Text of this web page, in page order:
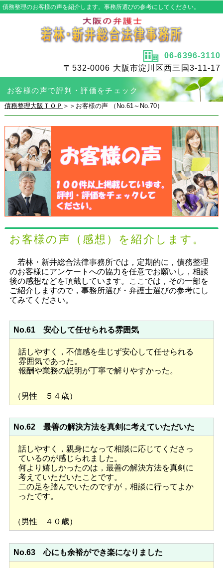
債務整理のお客様の声を紹介します。事務所選びの参考にしてください。
06-6396-3110
〒532-0006 大阪市淀川区西三国3-11-17
お客様の声で評判・評価をチェック
債務整理大阪ＴＯＰ ＞＞お客様の声 （No.61～No.70）
お客様の声（感想）を紹介します。
若林・新井総合法律事務所では，定期的に，債務整理
のお客様にアンケートへの協力を任意でお願いし，相談
後の感想などを頂戴しています。ここでは，その一部を
ご紹介しますので，事務所選び・弁護士選びの参考にし
てみてください。
No.61 安心して任せられる雰囲気
話しやすく，不信感を生じず安心して任せられる
雰囲気であった。
報酬や業務の説明が丁寧で解りやすかった。
（男性 ５４歳）
No.62 最善の解決方法を真剣に考えていただいた
話しやすく，親身になって相談に応じてくださっ
ているのが感じられました。
何より嬉しかったのは，最善の解決方法を真剣に
考えていただいたことです。
二の足を踏んでいたのですが，相談に行ってよか
ったです。
（男性 ４０歳）
No.63 心にも余裕ができ楽になりました